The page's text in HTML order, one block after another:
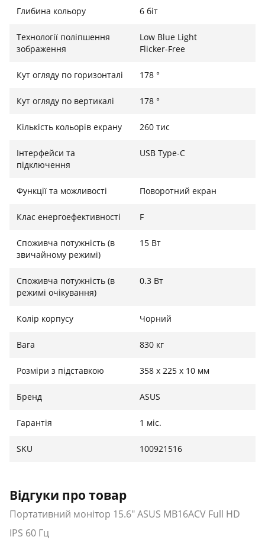
Вбудована антибактеріальна обробка для вашої
Запатентована антибактеріальна обробка іонним
ZenScreen MB16ACV, забезпечує тривалий захист,
пригнічуючи до 99,9% зростання та прилипання
бактерій, щоб підтримувати чистоту та гігієнічність
ключових областей монітора. Це потенційно знижує
відчувати себе в безпеці, працюючи в дорозі.
Панель IPS з роздільною здатністю FHD (1920 x 1080)
забезпечує приголомшливе зображення та кути
контрастність навіть під час погляду на екран із
нецентрального положення.
Глибина кольору 6 біт
Технології поліпшення
зображення
Low Blue Light
Flicker-Free
Кут огляду по горизонталі 178 °
Кут огляду по вертикалі 178 °
Кількість кольорів екрану 260 тис
Інтерфейси та
підключення
USB Type-C
Функції та можливості Поворотний екран
Клас енергоефективності F
Споживча потужність (в
звичайному режимі)
15 Вт
Споживча потужність (в
режимі очікування)
0.3 Вт
Колір корпусу Чорний
Вага 830 кг
Розміри з підставкою 358 х 225 х 10 мм
Бренд ASUS
Гарантія 1 міс.
SKU 100921516
Відгуки про товар
Портативний монітор 15.6" ASUS MB16ACV Full HD
IPS 60 Гц